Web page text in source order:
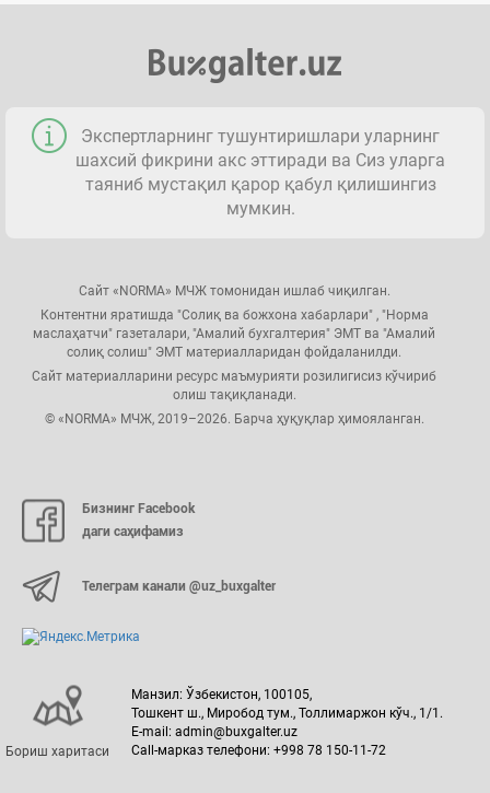
Экспертларнинг тушунтиришлари уларнинг
шахсий фикрини акс эттиради ва Сиз уларга
таяниб мустақил қарор қабул қилишингиз
мумкин.
Сайт «NORMA» МЧЖ томонидан ишлаб чиқилган.
Контентни яратишда "Солиқ ва божхона хабарлари" , "Норма
маслаҳатчи" газеталари, "Амалий бухгалтерия" ЭМТ ва "Амалий
солиқ солиш" ЭМТ материалларидан фойдаланилди.
Сайт материалларини ресурс маъмурияти розилигисиз кўчириб
олиш тақиқланади.
© «NORMA» МЧЖ, 2019–2026. Барча ҳуқуқлар ҳимояланган.
Бизнинг Facebook
даги саҳифамиз
Телеграм канали @uz_buxgalter
Бориш харитаси
Манзил: Ўзбекистон, 100105,
Тошкент ш., Миробод тум., Толлимаржон кўч., 1/1.
E-mail: admin@buxgalter.uz
Call-марказ телефони: +998 78 150-11-72